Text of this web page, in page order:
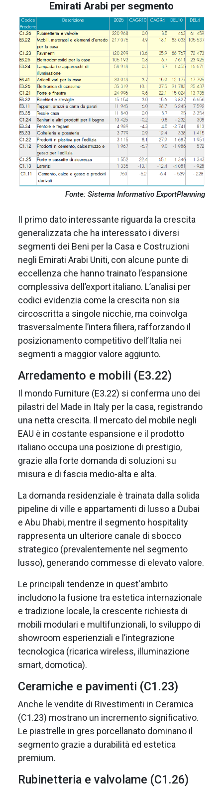
Emirati Arabi per segmento
Fonte: Sistema Informativo ExportPlanning
Il primo dato interessante riguarda la crescita
generalizzata che ha interessato i diversi
segmenti dei Beni per la Casa e Costruzioni
negli Emirati Arabi Uniti, con alcune punte di
eccellenza che hanno trainato l’espansione
complessiva dell’export italiano. L’analisi per
codici evidenzia come la crescita non sia
circoscritta a singole nicchie, ma coinvolga
trasversalmente l’intera filiera, rafforzando il
posizionamento competitivo dell’Italia nei
segmenti a maggior valore aggiunto.
Arredamento e mobili (E3.22)
Il mondo Furniture (E3.22) si conferma uno dei
pilastri del Made in Italy per la casa, registrando
una netta crescita. Il mercato del mobile negli
EAU è in costante espansione e il prodotto
italiano occupa una posizione di prestigio,
grazie alla forte domanda di soluzioni su
misura e di fascia medio-alta e alta.
La domanda residenziale è trainata dalla solida
pipeline di ville e appartamenti di lusso a Dubai
e Abu Dhabi, mentre il segmento hospitality
rappresenta un ulteriore canale di sbocco
strategico (prevalentemente nel segmento
lusso), generando commesse di elevato valore.
Le principali tendenze in quest'ambito
includono la fusione tra estetica internazionale
e tradizione locale, la crescente richiesta di
mobili modulari e multifunzionali, lo sviluppo di
showroom esperienziali e l’integrazione
tecnologica (ricarica wireless, illuminazione
smart, domotica).
Ceramiche e pavimenti (C1.23)
Anche le vendite di Rivestimenti in Ceramica
(C1.23) mostrano un incremento significativo.
Le piastrelle in gres porcellanato dominano il
segmento grazie a durabilità ed estetica
premium.
Rubinetteria e valvolame (C1.26)